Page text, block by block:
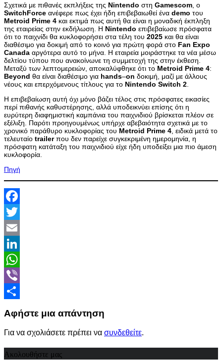
Σχετικά με πιθανές εκπλήξεις της Nintendo στη Gamescom , o
SwitchForce ανέφερε πως έχει ήδη επιβεβαιωθεί ένα demo του
Metroid Prime 4 και εκτιμά πως αυτή θα είναι η μοναδική έκπληξη
της εταιρείας στην εκδήλωση. Η Nintendo επιβεβαίωσε πρόσφατα
ότι το παιχνίδι θα κυκλοφορήσει στα τέλη του 2025 και θα είναι
διαθέσιμο για δοκιμή από το κοινό για πρώτη φορά στο Fan Expo
Canada αργότερα αυτό το μήνα. Η εταιρεία μοιράστηκε τα νέα μέσω
δελτίου τύπου που ανακοίνωνε τη συμμετοχή της στην έκθεση.
Μεταξύ των λεπτομερειών, αποκαλύφθηκε ότι το Metroid Prime 4:
Beyond θα είναι διαθέσιμο για hands–on δοκιμή, μαζί με άλλους
νέους και επερχόμενους τίτλους για το Nintendo Switch 2
Η επιβεβαίωση αυτή όχι μόνο βάζει τέλος στις πρόσφατες εικασίες
περί πιθανής καθυστέρησης, αλλά υποδεικνύει επίσης ότι η
ευρύτερη διαφημιστική καμπάνια του παιχνιδιού βρίσκεται πλέον σε
εξέλιξη. Παρότι προηγουμένως υπήρχε αβεβαιότητα σχετικά με το
χρονικό παράθυρο κυκλοφορίας του Metroid Prime 4 , ειδικά μετά το
τελευταίο trailerπου δεν παρείχε συγκεκριμένη ημερομηνία, η
πρόσφατη κατάταξη του παιχνιδιού είχε ήδη υποδείξει μια πιο άμεση
κυκλοφορία.
Πηγή
Facebook
Twitter
Email
LinkedIn
WhatsApp
Viber
Αφήστε μια απάντηση
Για να σχολιάσετε πρέπει να συνδεθείτε.
Ακολουθήστε μας